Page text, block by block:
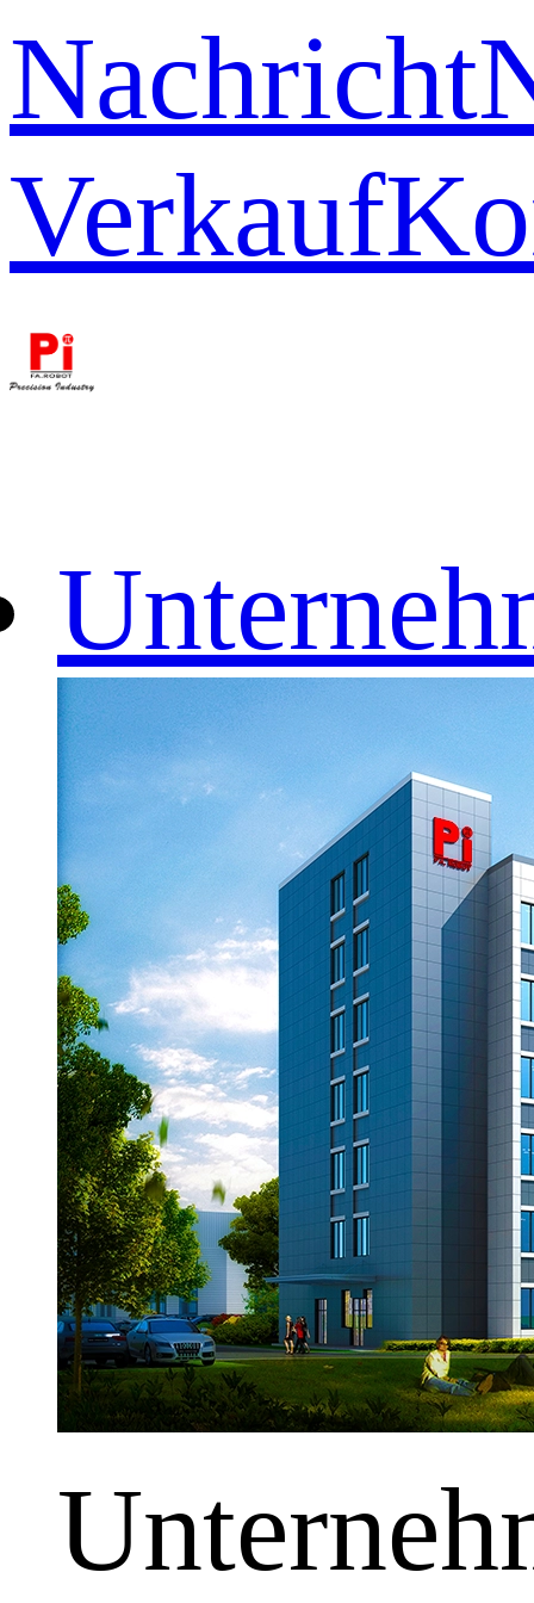
Nachricht
Verkauf